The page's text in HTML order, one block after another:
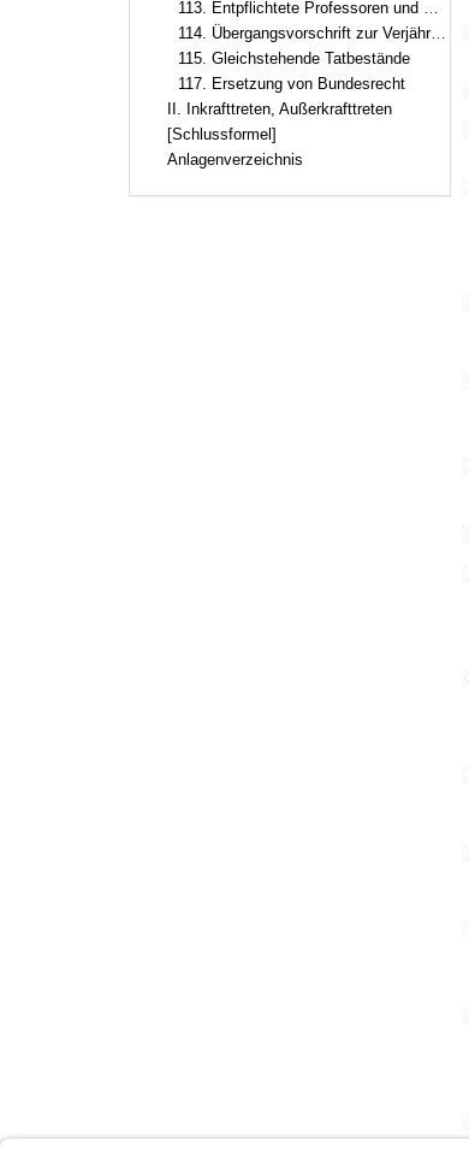
113. Entpflichtete Professoren und Professorinnen, Hochschulleistungsbezüge
114. Übergangsvorschrift zur Verjährung
115. Gleichstehende Tatbestände
117. Ersetzung von Bundesrecht
II. Inkrafttreten, Außerkrafttreten
[Schlussformel]
Anlagenverzeichnis